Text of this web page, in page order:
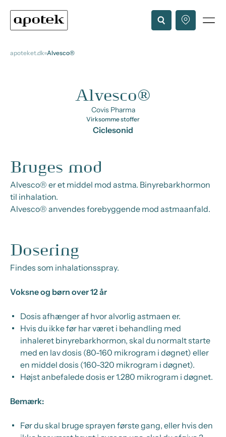
apoteket.dk Alvesco®
Alvesco®
Covis Pharma
Virksomme stoffer
Ciclesonid
Bruges mod
Alvesco® er et middel mod astma. Binyrebarkhormon
til inhalation.
Alvesco® anvendes forebyggende mod astmaanfald.
Dosering
Findes som inhalationsspray.
Voksne og børn over 12 år
Dosis afhænger af hvor alvorlig astmaen er.
Hvis du ikke før har været i behandling med
inhaleret binyrebarkhormon, skal du normalt starte
med en lav dosis (80-160 mikrogram i døgnet) eller
en middel dosis (160-320 mikrogram i døgnet).
Højst anbefalede dosis er 1.280 mikrogram i døgnet.
Bemærk:
Før du skal bruge sprayen første gang, eller hvis den